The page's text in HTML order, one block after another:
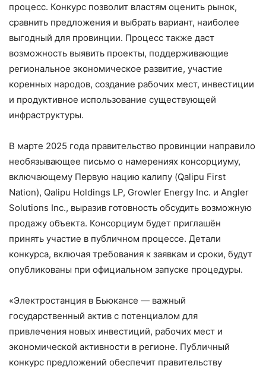
процесс. Конкурс позволит властям оценить рынок,
сравнить предложения и выбрать вариант, наиболее
выгодный для провинции. Процесс также даст
возможность выявить проекты, поддерживающие
региональное экономическое развитие, участие
коренных народов, создание рабочих мест, инвестиции
и продуктивное использование существующей
инфраструктуры.
В марте 2025 года правительство провинции направило
необязывающее письмо о намерениях консорциуму,
включающему Первую нацию калипу (Qalipu First
Nation), Qalipu Holdings LP, Growler Energy Inc. и Angler
Solutions Inc., выразив готовность обсудить возможную
продажу объекта. Консорциум будет приглашён
принять участие в публичном процессе. Детали
конкурса, включая требования к заявкам и сроки, будут
опубликованы при официальном запуске процедуры.
«Электростанция в Бьюкансе — важный
государственный актив с потенциалом для
привлечения новых инвестиций, рабочих мест и
экономической активности в регионе. Публичный
конкурс предложений обеспечит правительству